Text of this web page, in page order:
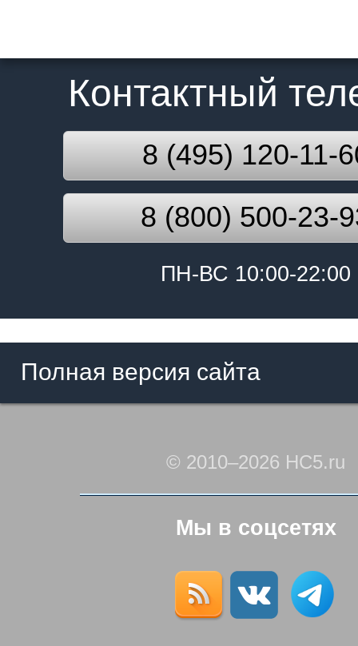
Контактный
8 (495) 120-11-
8 (800) 500-23-
ПН-ВС 10:00-22:00
Полная версия сайта
© 2010–2026 HC5.ru
Мы в соцсетях